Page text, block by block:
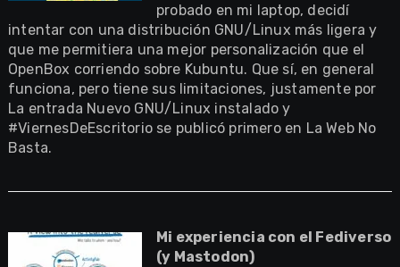
probado en mi laptop, decidí
intentar con una distribución GNU/Linux más ligera y
que me permitiera una mejor personalización que el
OpenBox corriendo sobre Kubuntu. Que sí, en general
funciona, pero tiene sus limitaciones, justamente por
La entrada Nuevo GNU/Linux instalado y
#ViernesDeEscritorio se publicó primero en La Web No
Basta.
Mi experiencia con el Fediverso
(y Mastodon)